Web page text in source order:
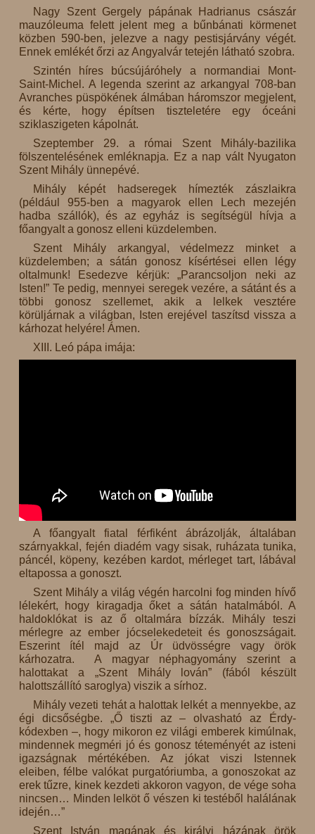
Nagy Szent Gergely pápának Hadrianus császár
mauzóleuma felett jelent meg a bűnbánati körmenet
közben 590-ben, jelezve a nagy pestisjárvány végét.
Ennek emlékét őrzi az Angyalvár tetején látható szobra.
Szintén híres búcsújáróhely a normandiai Mont-
Saint-Michel. A legenda szerint az arkangyal 708-ban
Avranches püspökének álmában háromszor megjelent,
és kérte, hogy építsen tiszteletére egy óceáni
sziklaszigeten kápolnát.
Szeptember 29. a római Szent Mihály-bazilika
fölszentelésének emléknapja. Ez a nap vált Nyugaton
Szent Mihály ünnepévé.
Mihály képét hadseregek hímezték zászlaikra
(például 955-ben a magyarok ellen Lech mezején
hadba szállók), és az egyház is segítségül hívja a
főangyalt a gonosz elleni küzdelemben.
Szent Mihály arkangyal, védelmezz minket a
küzdelemben; a sátán gonosz kísértései ellen légy
oltalmunk! Esedezve kérjük: „Parancsoljon neki az
Isten!” Te pedig, mennyei seregek vezére, a sátánt és a
többi gonosz szellemet, akik a lelkek vesztére
körüljárnak a világban, Isten erejével taszítsd vissza a
kárhozat helyére! Ámen.
XIII. Leó pápa imája:
A főangyalt fiatal férfiként ábrázolják, általában
szárnyakkal, fején diadém vagy sisak, ruházata tunika,
páncél, köpeny, kezében kardot, mérleget tart, lábával
eltapossa a gonoszt.
Szent Mihály a világ végén harcolni fog minden hívő
lélekért, hogy kiragadja őket a sátán hatalmából. A
haldoklókat is az ő oltalmára bízzák. Mihály teszi
mérlegre az ember jócselekedeteit és gonoszságait.
Eszerint ítél majd az Úr üdvösségre vagy örök
kárhozatra. A magyar néphagyomány szerint a
halottakat a „Szent Mihály lován” (fából készült
halottszállító saroglya) viszik a sírhoz.
Mihály vezeti tehát a halottak lelkét a mennyekbe, az
égi dicsőségbe. „Ő tiszti az – olvasható az Érdy-
kódexben –, hogy mikoron ez világi emberek kimúlnak,
mindennek megméri jó és gonosz téteményét az isteni
igazságnak mértékében. Az jókat viszi Istennek
eleiben, félbe valókat purgatóriumba, a gonoszokat az
erek tűzre, kinek kezdeti akkoron vagyon, de vége soha
nincsen… Minden lelköt ő vészen ki testéből halálának
idején…”
Szent István magának és királyi házának örök